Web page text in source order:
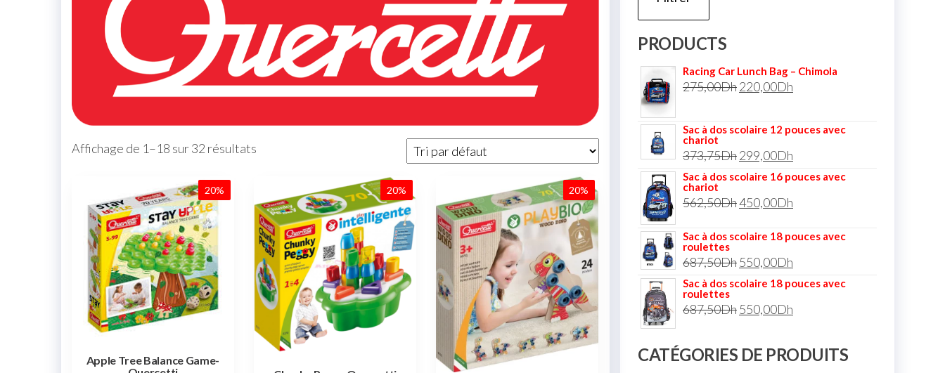
Affichage de 1–18 sur 32 résultats
20%
Apple Tree Balance Game-
20% 20%
PRODUCTS
Racing Car Lunch Bag – Chimola
275,00Dh220,00Dh
Sac à dos scolaire 12 pouces avec
chariot
373,75Dh299,00Dh
Sac à dos scolaire 16 pouces avec
chariot
562,50Dh450,00Dh
Sac à dos scolaire 18 pouces avec
roulettes
687,50Dh550,00Dh
Sac à dos scolaire 18 pouces avec
roulettes
687,50Dh550,00Dh
CATÉGORIES DE PRODUITS